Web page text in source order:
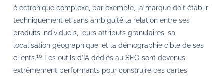
électronique complexe, par exemple, la marque doit établir
techniquement et sans ambiguïté la relation entre ses
produits individuels, leurs attributs granulaires, sa
localisation géographique, et la démographie cible de ses
clients.10
Les outils d’IA dédiés au SEO sont devenus
extrêmement performants pour construire ces cartes